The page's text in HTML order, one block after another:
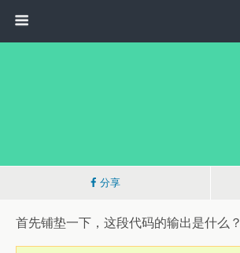
分享
首先铺垫一下，这段代码的输出是什么？